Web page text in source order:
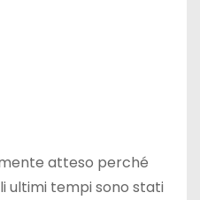
atteso perché
ultimi tempi sono stati